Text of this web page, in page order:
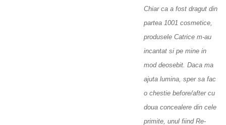
Chiar ca a fost dragut din
partea 1001 cosmetice,
produsele Catrice m-au
incantat si pe mine in
mod deosebit. Daca ma
ajuta lumina, sper sa fac
o chestie before/after cu
doua concealere din cele
primite, unul fiind Re-